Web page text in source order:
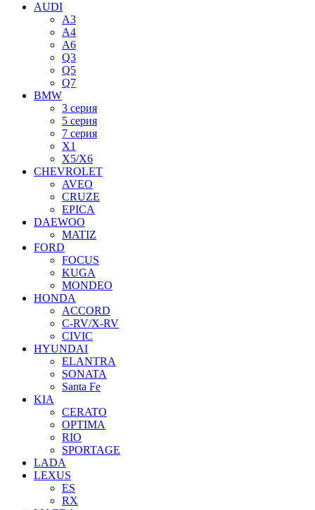
AUDI
A3
A4
A6
Q3
Q5
Q7
BMW
3 серия
5 серия
7 серия
X1
X5/X6
CHEVROLET
AVEO
CRUZE
EPICA
DAEWOO
MATIZ
FORD
FOCUS
KUGA
MONDEO
HONDA
ACCORD
C-RV/X-RV
CIVIC
HYUNDAI
ELANTRA
SONATA
Santa Fe
KIA
CERATO
OPTIMA
RIO
SPORTAGE
LADA
LEXUS
ES
RX